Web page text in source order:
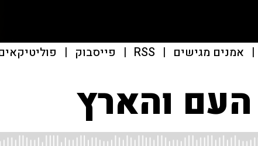
| אמנים מגישים |
RSS
| פייסבוק |
והארץ